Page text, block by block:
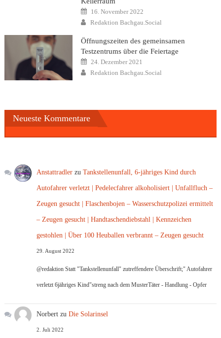
Posted
on
16. November 2022
Author
Redaktion Bachgau.Social
Öffnungszeiten des gemeinsamen
Testzentrums über die Feiertage
Posted
on
24. Dezember 2021
Author
Redaktion Bachgau.Social
Neueste Kommentare
Anstattradler zuTankstellenunfall, 6-jähriges Kind durch
Autofahrer verletzt | Pedelecfahrer alkoholisiert | Unfallfluch –
Zeugen gesucht | Flaschenbojen – Wasserschutzpolizei ermittelt
– Zeugen gesucht | Handtaschendiebstahl | Kennzeichen
gestohlen | Über 100 Heuballen verbrannt – Zeugen gesucht
29. August 2022
@redaktion Statt "Tankstellenunfall" zutreffendere Überschrift;" Autofahrer
verletzt 6jähriges Kind"streng nach dem MusterTäter - Handlung - Opfer
Norbert zuDie Solarinsel
2. Juli 2022